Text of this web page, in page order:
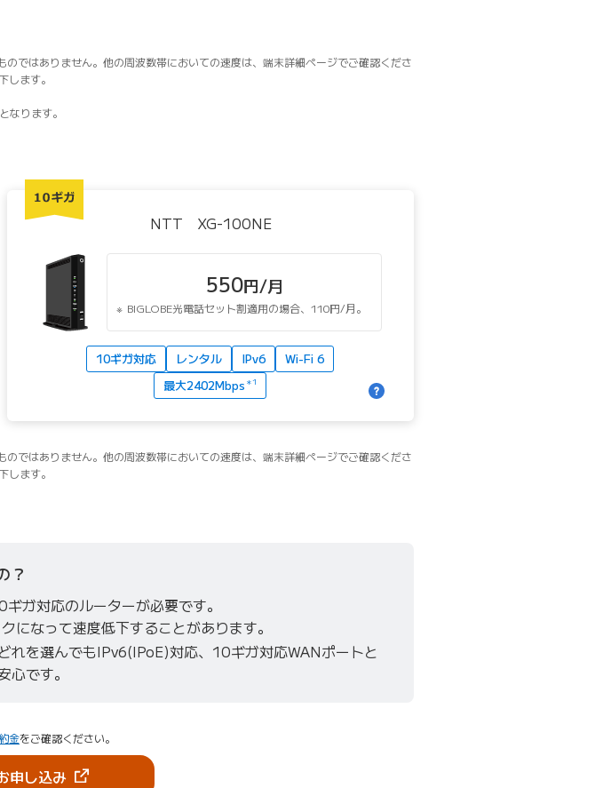
ではありません。他の周波数帯においての速度は、端末詳細ページでご確認くださ
します。
なります。
NTT XG-100NE
550円/月
BIGLOBE光電話セット割適用の場合、110円/月。
10ギガ対応 レンタル IPv6
Wi-Fi 6
最大2402Mbps ＊1
ではありません。他の周波数帯においての速度は、端末詳細ページでご確認くださ
します。
？
ガ対応のルーターが必要です。
になって速度低下することがあります。
れを選んでもIPv6(IPoE)対応、10ギガ対応WANポートと
です。
金をご確認ください。
申し込み（新しいタブで開きます）